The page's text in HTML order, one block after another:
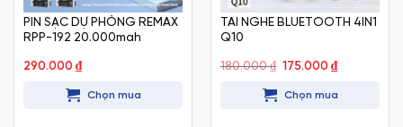
PIN SẠC DỰ PHÒNG REMAX
RPP-192 20.000mah
290.000 ₫
Chọn mua
TAI NGHE BLUETOOTH 4IN1
Q10
180.000₫ Giá
là:
180.000 ₫.
175.000 ₫Giá
là:
Chọn mua